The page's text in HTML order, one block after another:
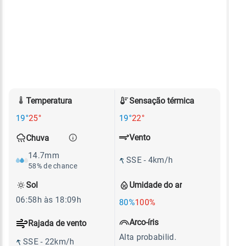
Temperatura
19°25°
Sensação térmica
19°22°
Chuva
14.7mm
58% de chance
Umidade do ar
80%100%
Vento
SSE - 4km/h
Rajada de vento
SSE - 22km/h
Sol
06:58h às 18:09h
Arco-íris
Alta probabilid.